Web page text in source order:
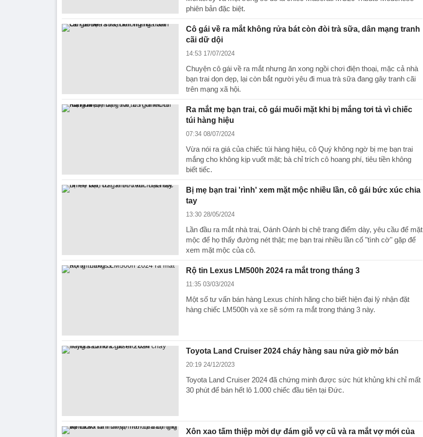
phiên bản đặc biệt.
Cô gái về ra mắt không rửa bát còn đòi trà sữa, dân mạng tranh
cãi dữ dội
14:53 17/07/2024
Chuyện cô gái về ra mắt nhưng ăn xong ngồi chơi điện thoại, mặc cả nhà
bạn trai dọn dẹp, lại còn bắt người yêu đi mua trà sữa đang gây tranh cãi
trên mạng xã hội.
Ra mắt mẹ bạn trai, cô gái muối mặt khi bị mắng tơi tả vì chiếc
túi hàng hiệu
07:34 08/07/2024
Vừa nói ra giá của chiếc túi hàng hiệu, cô Quý không ngờ bị mẹ bạn trai
mắng cho không kịp vuốt mặt; bà chỉ trích cô hoang phí, tiêu tiền không
biết tiếc.
Bị mẹ bạn trai 'rình' xem mặt mộc nhiều lần, cô gái bức xúc chia
tay
13:30 28/05/2024
Lần đầu ra mắt nhà trai, Oánh Oánh bị chê trang điểm dày, yêu cầu để mặt
mộc để họ thấy đường nét thật; mẹ bạn trai nhiều lần cố "tình cờ" gặp để
xem mặt mộc của cô.
Rộ tin Lexus LM500h 2024 ra mắt trong tháng 3
11:35 03/03/2024
Một số tư vấn bán hàng Lexus chính hãng cho biết hiện đại lý nhận đặt
hàng chiếc LM500h và xe sẽ sớm ra mắt trong tháng 3 này.
Toyota Land Cruiser 2024 cháy hàng sau nửa giờ mở bán
20:19 24/12/2023
Toyota Land Cruiser 2024 đã chứng minh được sức hút khủng khi chỉ mất
30 phút để bán hết lô 1.000 chiếc đầu tiên tại Đức.
Xôn xao tấm thiệp mời dự đám giỗ vợ cũ và ra mắt vợ mới của